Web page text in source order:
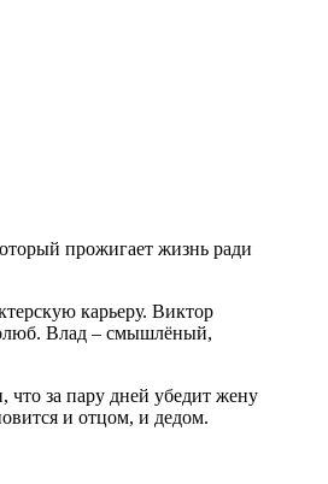
карьеру. Виктор
Влад – смышлёный,
что за пару дней убедит жену
и отцом, и дедом.